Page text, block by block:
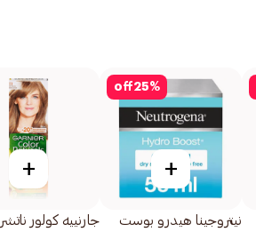
25%
off
+
نيتروجينا هيدرو بوست
+
جارنييه كولور